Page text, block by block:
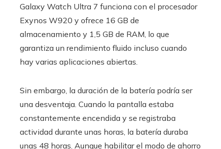
Galaxy Watch Ultra 7 funciona con el procesador
Exynos W920 y ofrece 16 GB de
almacenamiento y 1,5 GB de RAM, lo que
garantiza un rendimiento fluido incluso cuando
hay varias aplicaciones abiertas.
Sin embargo, la duración de la batería podría ser
una desventaja. Cuando la pantalla estaba
constantemente encendida y se registraba
actividad durante unas horas, la batería duraba
unas 48 horas. Aunque habilitar el modo de ahorro